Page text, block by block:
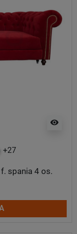
visibility
+27
spania 4 os.